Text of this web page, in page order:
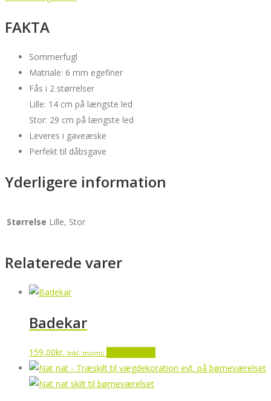
FAKTA
Sommerfugl
Matriale: 6 mm egefiner
Fås i 2 størrelser
Lille: 14 cm på længste led
Stor: 29 cm på længste led
Leveres i gaveæske
Perfekt til dåbsgave
Yderligere information
Størrelse Lille, Stor
Relaterede varer
Badekar
159,00kr. Inkl. moms